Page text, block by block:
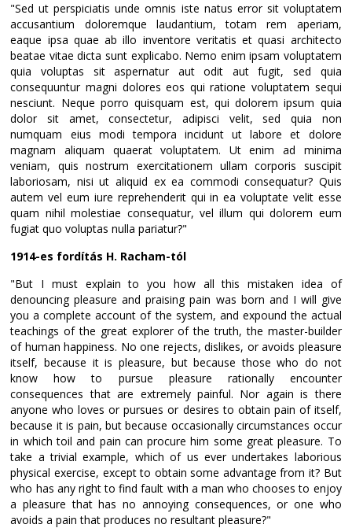
"Sed ut perspiciatis unde omnis iste natus error sit voluptatem
accusantium doloremque laudantium, totam rem aperiam,
eaque ipsa quae ab illo inventore veritatis et quasi architecto
beatae vitae dicta sunt explicabo. Nemo enim ipsam voluptatem
quia voluptas sit aspernatur aut odit aut fugit, sed quia
consequuntur magni dolores eos qui ratione voluptatem sequi
nesciunt. Neque porro quisquam est, qui dolorem ipsum quia
dolor sit amet, consectetur, adipisci velit, sed quia non
numquam eius modi tempora incidunt ut labore et dolore
magnam aliquam quaerat voluptatem. Ut enim ad minima
veniam, quis nostrum exercitationem ullam corporis suscipit
laboriosam, nisi ut aliquid ex ea commodi consequatur? Quis
autem vel eum iure reprehenderit qui in ea voluptate velit esse
quam nihil molestiae consequatur, vel illum qui dolorem eum
fugiat quo voluptas nulla pariatur?"
1914-es fordítás H. Racham-tól
"But I must explain to you how all this mistaken idea of
denouncing pleasure and praising pain was born and I will give
you a complete account of the system, and expound the actual
teachings of the great explorer of the truth, the master-builder
of human happiness. No one rejects, dislikes, or avoids pleasure
itself, because it is pleasure, but because those who do not
know how to pursue pleasure rationally encounter
consequences that are extremely painful. Nor again is there
anyone who loves or pursues or desires to obtain pain of itself,
because it is pain, but because occasionally circumstances occur
in which toil and pain can procure him some great pleasure. To
take a trivial example, which of us ever undertakes laborious
physical exercise, except to obtain some advantage from it? But
who has any right to find fault with a man who chooses to enjoy
a pleasure that has no annoying consequences, or one who
avoids a pain that produces no resultant pleasure?"